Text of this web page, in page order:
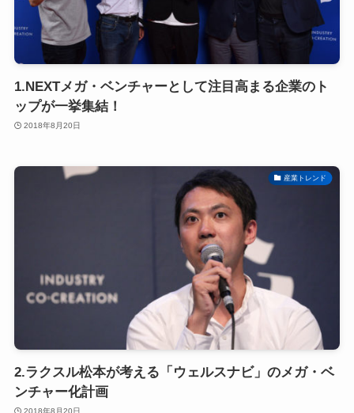
1.NEXTメガ・ベンチャーとして注目高まる企業のト
ップが一挙集結！
2018年8月20日
産業トレンド
2.ラクスル松本が考える「ウェルスナビ」のメガ・ベ
ンチャー化計画
2018年8月20日